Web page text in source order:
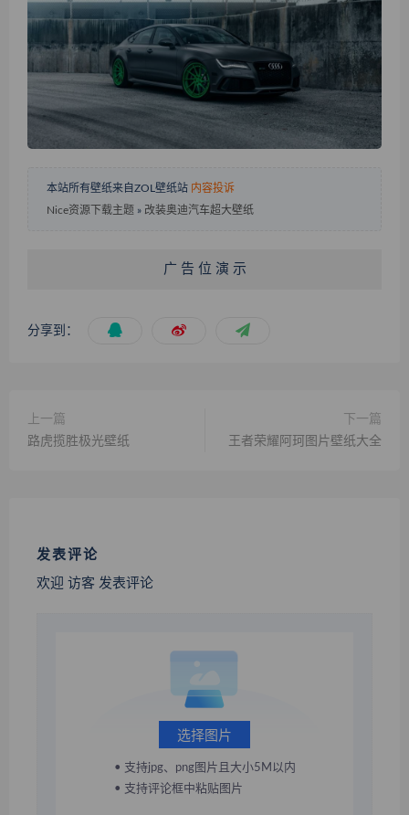
本站所有壁纸来自ZOL壁纸站 内容投诉
Nice资源下载主题 » 改装奥迪汽车超大壁纸
广 告 位 演 示
分享到：
上一篇
路虎揽胜极光壁纸
下一篇
王者荣耀阿珂图片壁纸大全
发表评论
欢迎 访客 发表评论
选择图片
• 支持jpg、png图片且大小5M以内
• 支持评论框中粘贴图片